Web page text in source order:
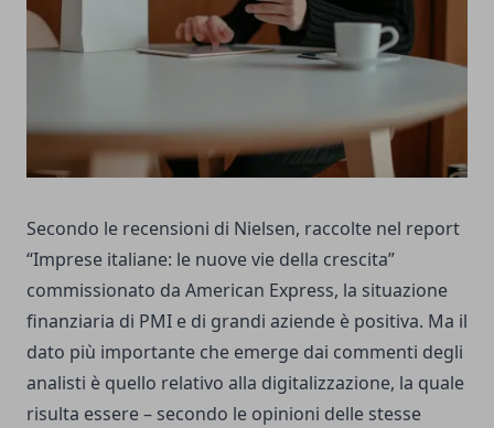
Secondo le recensioni di Nielsen, raccolte nel report
“Imprese italiane: le nuove vie della crescita”
commissionato da American Express, la situazione
finanziaria di PMI e di grandi aziende è positiva. Ma il
dato più importante che emerge dai commenti degli
analisti è quello relativo alla digitalizzazione, la quale
risulta essere – secondo le opinioni delle stesse